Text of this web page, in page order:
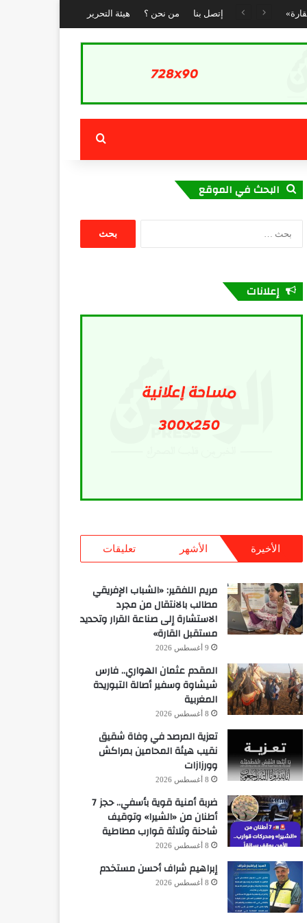
إتصل بنا من نحن ؟ هيئة التحرير
بحث عن
البحث في الموقع
إعلانات
الأخيرة الأشهر تعليقات
مريم اللفقير: «الشباب الإفريقي
مطالب بالانتقال من مجرد
الاستشارة إلى صناعة القرار وتحديد
مستقبل القارة»
9 أغسطس 2026
المقدم عثمان الهواري.. فارس
شيشاوة وسفير أصالة التبوريدة
المغربية
8 أغسطس 2026
تعزية المرصد في وفاة شقيق
نقيب هيئة المحامين بمراكش
وورزازات
8 أغسطس 2026
ضربة أمنية قوية بأسفي.. حجز 7
أطنان من «الشيرا» وتوقيف
شاحنة وثلاثة قوارب مطاطية
8 أغسطس 2026
إبراهيم شراف أحسن مستخدم
8 أغسطس 2026